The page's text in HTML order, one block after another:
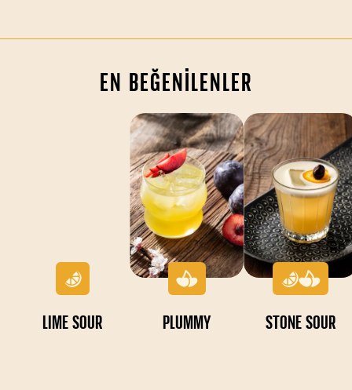
EN BEĞENİLENLER
LIME SOUR PLUMMY STONE SOUR